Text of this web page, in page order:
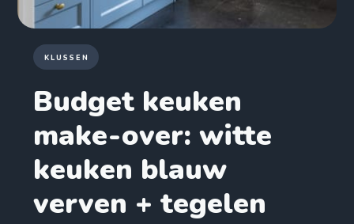
KLUSSEN
Budget keuken
make-over: witte
keuken blauw
verven + tegelen